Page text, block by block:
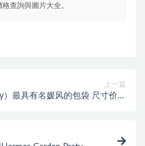
查詢與圖片大全。
上一篇
最具有名媛风的包袋 尺寸价格